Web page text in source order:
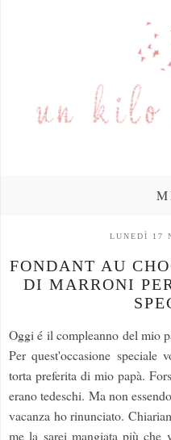
LUNEDÌ 17
FONDANT AU
DI MARRONI
Oggi é il compleanno del
Per quest'occasione speciale
torta preferita di mio papà.
erano tedeschi. Ma non
vacanza ho rinunciato.
me la sarei mangiata più che